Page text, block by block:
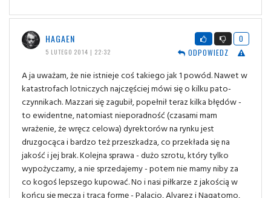
HAGAEN
5 LUTEGO 2014 | 22:32
0
ODPOWIEDZ
A ja uważam, że nie istnieje coś takiego jak 1 powód. Nawet w
katastrofach lotniczych najczęściej mówi się o kilku pato-
czynnikach. Mazzari się zagubił, popełnił teraz kilka błędów -
to ewidentne, natomiast nieporadność (czasami mam
wrażenie, że wręcz celowa) dyrektorów na rynku jest
druzgocąca i bardzo też przeszkadza, co przekłada się na
jakość i jej brak. Kolejna sprawa - dużo szrotu, który tylko
wypożyczamy, a nie sprzedajemy - potem nie mamy niby za
co kogoś lepszego kupować. No i nasi piłkarze z jakością w
końcu się męczą i tracą formę - Palacio, Alvarez i Nagatomo,